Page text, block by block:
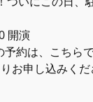
開演
約は、こちらで
お申し込みくだ